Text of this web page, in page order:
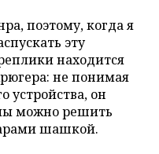
поэтому, когда я
эту
находится
не понимая
устройства, он
можно решить
шашкой.